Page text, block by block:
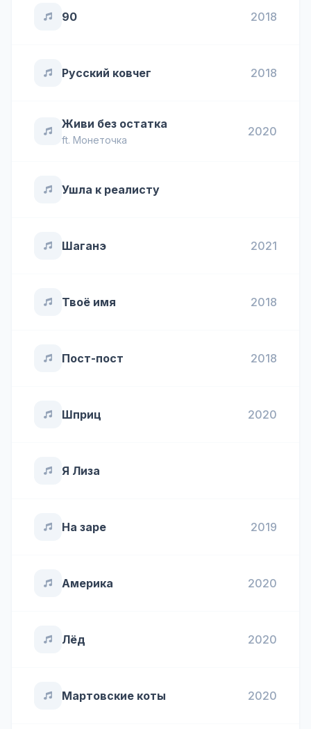
90 2018
Русский ковчег 2018
Живи без остатка
ft. Монеточка
2020
Ушла к реалисту
Шаганэ 2021
Твоё имя 2018
Пост-пост 2018
Шприц 2020
Я Лиза
На заре 2019
Америка 2020
Лёд 2020
Мартовские коты 2020